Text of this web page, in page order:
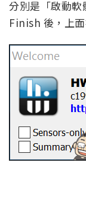
分別是「啟動
Finish 後，上